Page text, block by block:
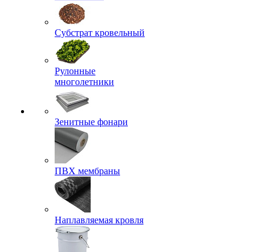
Субстрат кровельный
Рулонные
многолетники
Зенитные фонари
ПВХ мембраны
Наплавляемая кровля